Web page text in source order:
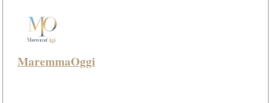
MaremmaOggi